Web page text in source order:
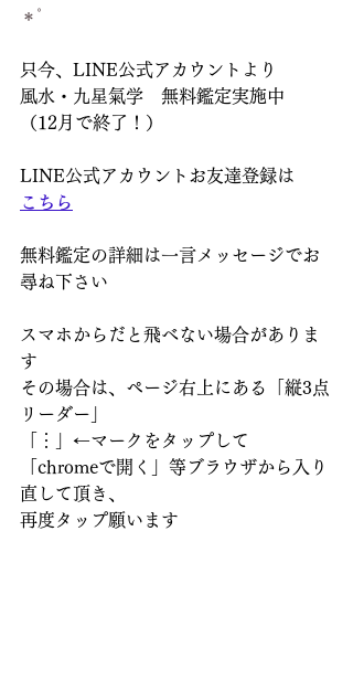
＊ﾟ
只今、LINE公式アカウントより
風水・九星氣学　無料鑑定実施中
（12月で終了！）
LINE公式アカウントお友達登録は
こちら
無料鑑定の詳細は一言メッセージでお
尋ね下さい
スマホからだと飛べない場合がありま
す
その場合は、ページ右上にある「縦3点
リーダー」
「︙」←マークをタップして
「chromeで開く」等ブラウザから入り
直して頂き、
再度タップ願います